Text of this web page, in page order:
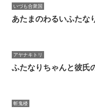
いづも合衆国
あたまのわるいふたな
アヤナキトリ
ふたなりちゃんと彼氏
斬鬼楼